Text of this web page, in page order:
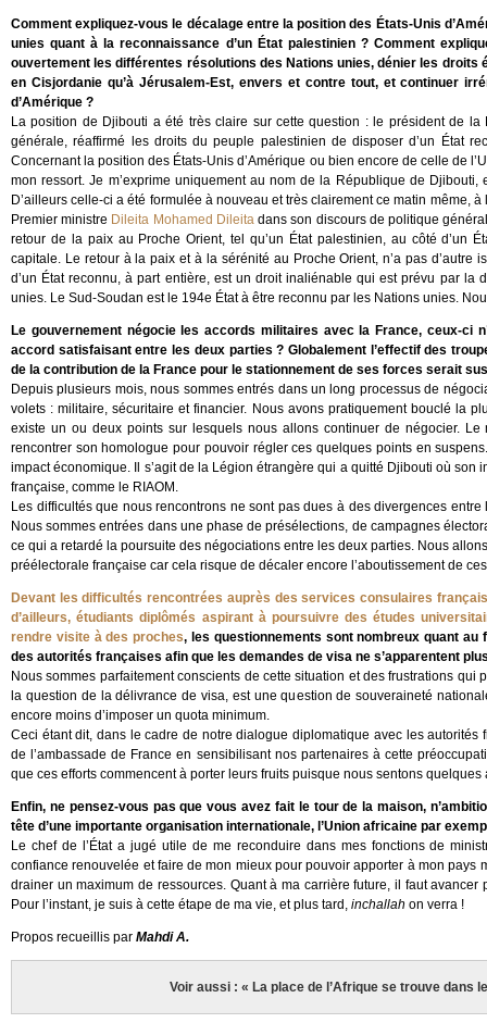
Comment expliquez-vous le décalage entre la position des États-Unis
unies quant à la reconnaissance d’un État palestinien ? Comment
ouvertement les différentes résolutions des Nations unies, dénier les
en Cisjordanie qu’à Jérusalem-Est, envers et contre tout, et continuer
d’Amérique ?
La position de Djibouti a été très claire sur cette question : le président de
générale, réaffirmé les droits du peuple palestinien de disposer d’un État
Concernant la position des États-Unis d’Amérique ou bien encore de celle de
mon ressort. Je m’exprime uniquement au nom de la République de
D’ailleurs celle-ci a été formulée à nouveau et très clairement ce matin même,
Premier ministre Dileita Mohamed Dileitadans son discours de politique
retour de la paix au Proche Orient, tel qu’un État palestinien, au côté d’un
capitale. Le retour à la paix et à la sérénité au Proche Orient, n’a pas
d’un État reconnu, à part entière, est un droit inaliénable qui est prévu par la
unies. Le Sud-Soudan est le 194e État à être reconnu par les Nations unies.
Le gouvernement négocie les accords militaires avec la France, ceux-ci
accord satisfaisant entre les deux parties ? Globalement l’effectif des
de la contribution de la France pour le stationnement de ses forces serait
Depuis plusieurs mois, nous sommes entrés dans un long processus de
volets : militaire, sécuritaire et financier. Nous avons pratiquement bouclé la
existe un ou deux points sur lesquels nous allons continuer de négocier.
rencontrer son homologue pour pouvoir régler ces quelques points en
impact économique. Il s’agit de la Légion étrangère qui a quitté Djibouti où son
française, comme le RIAOM.
Les difficultés que nous rencontrons ne sont pas dues à des divergences
Nous sommes entrées dans une phase de présélections, de campagnes
ce qui a retardé la poursuite des négociations entre les deux parties. Nous
préélectorale française car cela risque de décaler encore l’aboutissement de
Devant les difficultés rencontrées auprès des services consulaires
d’ailleurs, étudiants diplômés aspirant à poursuivre des études
rendre visite à des proches, les questionnements sont nombreux quant au
des autorités françaises afin que les demandes de visa ne s’apparentent
Nous sommes parfaitement conscients de cette situation et des frustrations
la question de la délivrance de visa, est une question de souveraineté
encore moins d’imposer un quota minimum.
Ceci étant dit, dans le cadre de notre dialogue diplomatique avec les
de l’ambassade de France en sensibilisant nos partenaires à cette
que ces efforts commencent à porter leurs fruits puisque nous sentons
Enfin, ne pensez-vous pas que vous avez fait le tour de la maison,
tête d’une importante organisation internationale, l’Union africaine par
Le chef de l’État a jugé utile de me reconduire dans mes fonctions de
confiance renouvelée et faire de mon mieux pour pouvoir apporter à mon pays
drainer un maximum de ressources. Quant à ma carrière future, il faut
Pour l’instant, je suis à cette étape de ma vie, et plus tard, inchallah on verra !
Propos recueillis par Mahdi A.
Voir aussi : « La place de l’Afrique se trouve dans